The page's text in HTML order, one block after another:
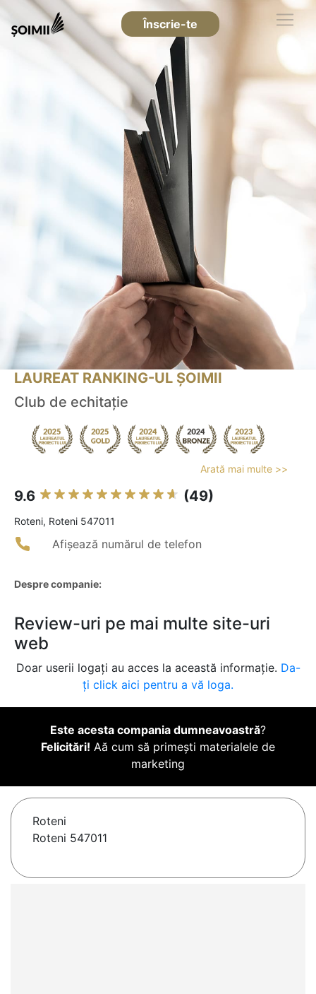
Înscrie-te
LAUREAT RANKING-UL ȘOIMII
Club de echitație
Arată mai multe >>
9.6 (49)
Roteni, Roteni 547011
Afișează numărul de telefon
Despre companie:
Review-uri pe mai multe site-uri
web
Doar userii logați au acces la această informație. Da-
ți click aici pentru a vă loga.
Este acesta compania dumneavoastră?
Felicitări! Aă cum să primești materialele de
marketing
Roteni
Roteni 547011